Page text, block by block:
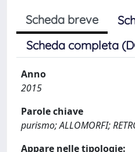
Scheda breve
Scheda completa
Anno
2015
Parole chiave
purismo; ALLOMORFI;
Appare nelle tipologie: